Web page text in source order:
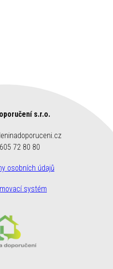
s.r.o.
605 72 80 80
osobních údajů
systém